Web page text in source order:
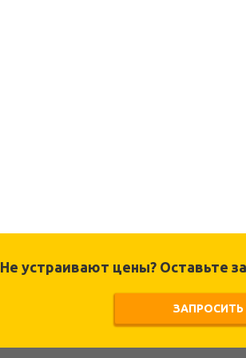
Не устраивают цены? Оставьте
ЗАПРОСИТЬ